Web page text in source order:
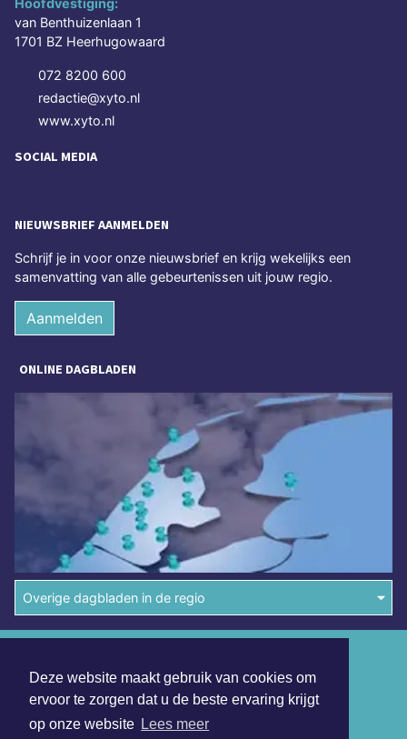
Deze website maakt gebruik van cookies om
ervoor te zorgen dat u de beste ervaring krijgt
op onze website Lees meer
van Benthuizenlaan 1
1701 BZ Heerhugowaard
072 8200 600
redactie@xyto.nl
www.xyto.nl
SOCIAL MEDIA
NIEUWSBRIEF AANMELDEN
Schrijf je in voor onze nieuwsbrief en krijg wekelijks een
samenvatting van alle gebeurtenissen uit jouw regio.
Aanmelden
ONLINE DAGBLADEN
Overige dagbladen in de regio
Disclaimer
Privacy Statement